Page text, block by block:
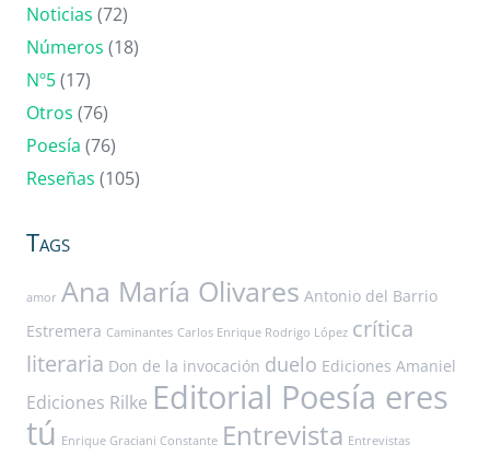
Noticias (72)
Números (18)
Nº5(17)
Otros (76)
Poesía (76)
Reseñas (105)
Tags
amor Ana María Olivares Antonio del Barrio
Estremera Caminantes Carlos Enrique Rodrigo López crítica
literaria Don de la invocación duelo Ediciones Amaniel
Ediciones Rilke Editorial Poesía eres
tú Enrique Graciani Constante Entrevista Entrevistas